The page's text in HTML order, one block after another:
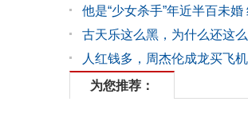
他是“少女杀手”年近半百未婚
古天乐这么黑，为什么还这么
人红钱多，周杰伦成龙买飞
为您推荐：